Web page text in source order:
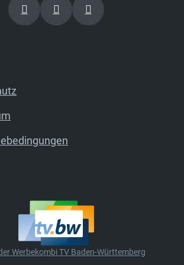
Werbekombi TV Baden-Württemberg